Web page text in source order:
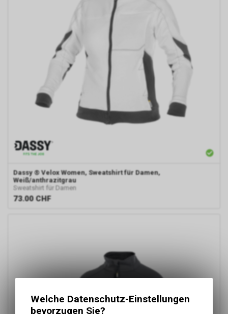
Dassy ® Velox Women, Sweatshirt für Damen,
Weiß/anthrazitgrau
Sweatshirt für Damen
73.00 CHF
Welche Datenschutz-Einstellungen
bevorzugen Sie?